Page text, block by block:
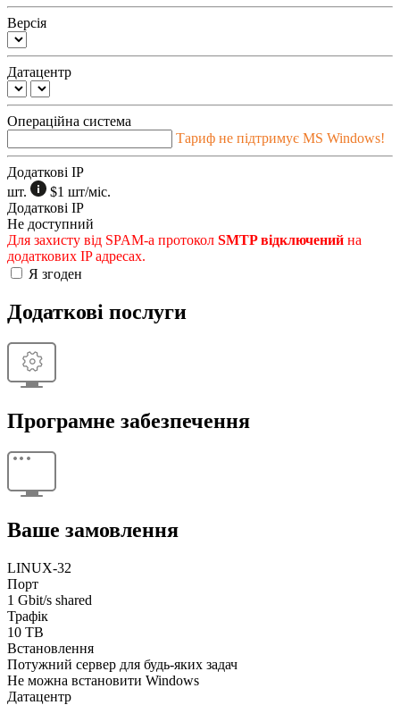
Версія
Датацентр
Операційна система
Тариф не підтримує MS Windows!
Додаткові IP
шт.
$1 шт/міс.
Додаткові IP
Не доступний
Для захисту від SPAM-а протокол SMTP відключений на
додаткових IP адресах.
Я згоден
Додаткові послуги
Програмне забезпечення
Ваше замовлення
LINUX-32
Порт
1 Gbit/s shared
Трафік
10 TB
Встановлення
Потужний сервер для будь-яких задач
Не можна встановити Windows
Датацентр